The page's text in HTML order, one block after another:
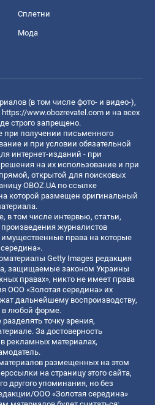
Сплетни
Мода
(в том числе фото- и видео-),
https://www.obozrevatel.com и на всех
строго запрещено.
при получении письменного
и при условии обязательной
интернет-изданий - при
на их использование и при
открытой для поисковых
OBOZ.UA по ссылке
которой размещен оригинальный
в том числе интервью, статьи,
журналистов
права на которые
Getty Images редакция
защищаемые законом Украины
правах», никто не имеет права
ООО «Золотая середина» их
дальнейшему воспроизводству,
в любой форме.
точку зрения,
За достоверность
рекламных материалах,
размещенных на этом
на страницу этого сайта,
другого упоминания, но без
ООО «Золотая середина»